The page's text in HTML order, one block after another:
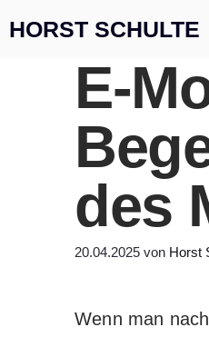
HORST SCHULTE
E-
des
20.04.2025 von Horst
Wenn man